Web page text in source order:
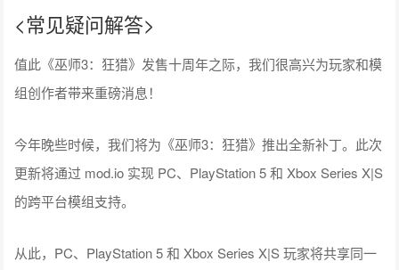
<常见疑问解答>
值此《巫师3：狂猎》发售十周年之际，我们很高兴为玩家和模
组创作者带来重磅消息！
今年晚些时候，我们将为《巫师3：狂猎》推出全新补丁。此次
更新将通过 mod.io 实现 PC、PlayStation 5 和 Xbox Series X|S
的跨平台模组支持。
从此，PC、PlayStation 5 和 Xbox Series X|S 玩家将共享同一